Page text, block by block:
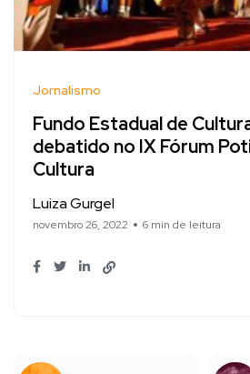
Jornalismo
Fundo Estadual de
debatido no IX Fórum
Cultura
Luiza Gurgel
novembro 26, 2022 6 min de leitura